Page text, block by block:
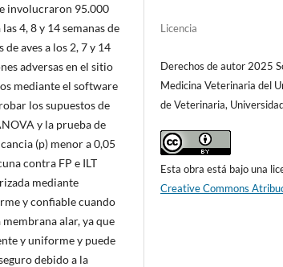
involucraron 95.000
4, 8 y 14 semanas de
aves a los 2, 7 y 14
adversas en el sitio
mediante el software
los supuestos de
y la prueba de
(p) menor a 0,05
contra FP e ILT
mediante
y confiable cuando
alar, ya que
y uniforme y puede
debido a la
Licencia
Derechos de autor 2025
Medicina Veterinaria del
de Veterinaria,
Esta obra está bajo una
Creative Commons